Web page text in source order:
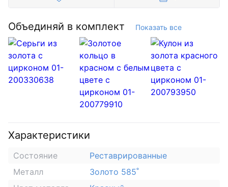
Объединяй в комплект Показать все
Характеристики
Состояние
Реставрированные
Металл
Золото 585˚